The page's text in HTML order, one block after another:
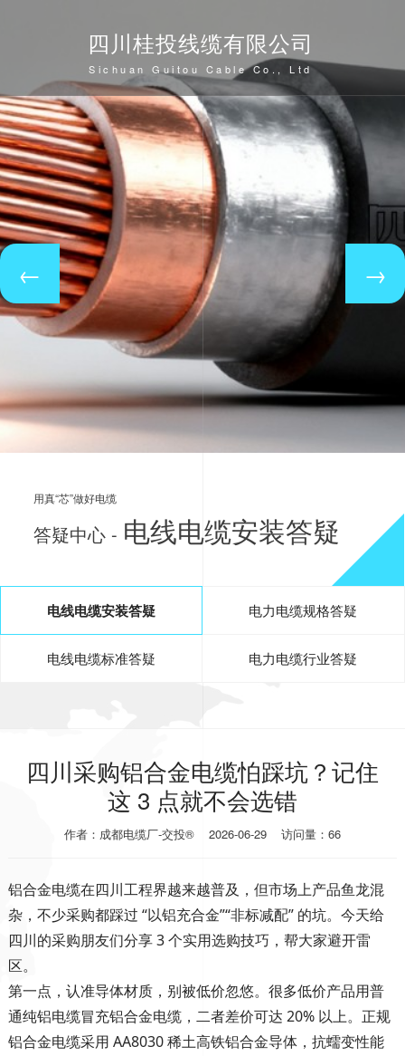
四川桂投线缆有限公司
Sichuan Guitou Cable Co., Ltd
用真“芯”做好电缆
答疑中心 - 电线电缆安装答疑
电线电缆安装答疑 电力电缆规格答疑
电线电缆标准答疑 电力电缆行业答疑
四川采购铝合金电缆怕踩坑？记住
这 3 点就不会选错
作者：成都电缆厂-交投® 2026-06-29 访问量：66
铝合金电缆在四川工程界越来越普及，但市场上产品鱼龙混
杂，不少采购都踩过 “以铝充合金”“非标减配” 的坑。今天给
四川的采购朋友们分享 3 个实用选购技巧，帮大家避开雷
区。
第一点，认准导体材质，别被低价忽悠。很多低价产品用普
通纯铝电缆冒充铝合金电缆，二者差价可达 20% 以上。正规
铝合金电缆采用 AA8030 稀土高铁铝合金导体，抗蠕变性能